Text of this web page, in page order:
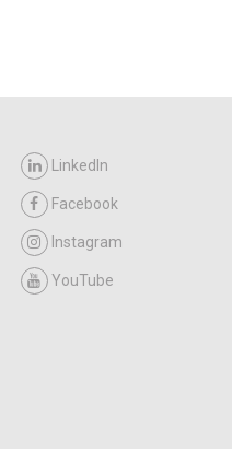
LinkedIn
Facebook
Instagram
YouTube